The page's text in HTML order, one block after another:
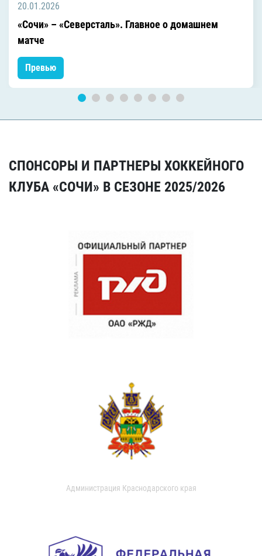
20.01.2026
«Сочи» – «Северсталь». Главное о домашнем
матче
Превью
СПОНСОРЫ И ПАРТНЕРЫ ХОККЕЙНОГО
КЛУБА «СОЧИ» В СЕЗОНЕ 2025/2026
Администрация Краснодарского края